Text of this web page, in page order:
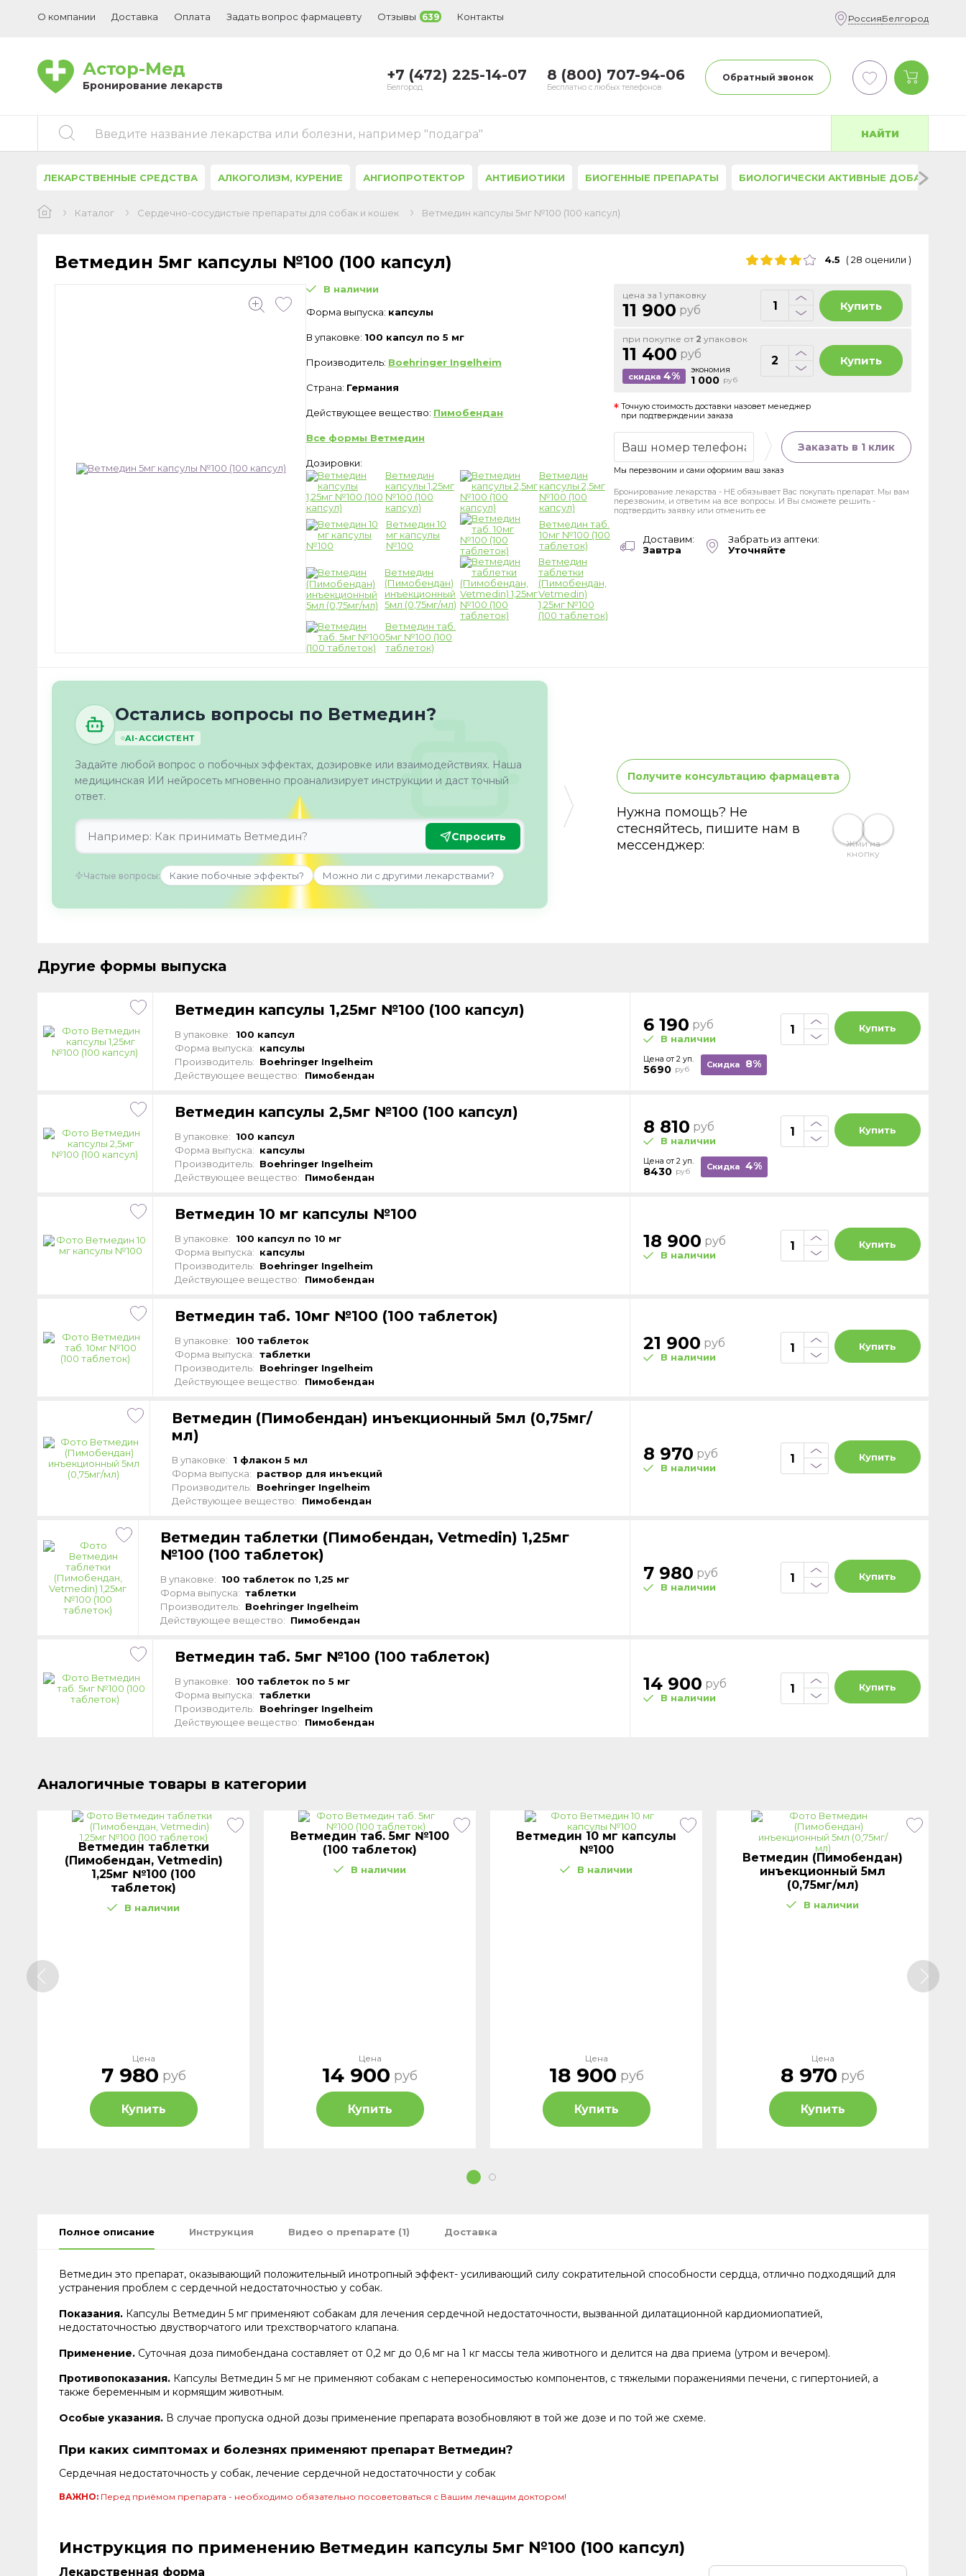
О компании Доставка Оплата Задать вопрос фармацевту Отзывы 639 Контакты РоссияБелгород
Астор-Мед
Бронирование лекарств
+7 (472) 225-14-07
Белгород
8 (800) 707-94-06
Бесплатно с любых телефонов
Обратный звонок
Введите название лекарства или болезни, например "подагра" НАЙТИ
ЛЕКАРСТВЕННЫЕ СРЕДСТВА АЛКОГОЛИЗМ, КУРЕНИЕ АНГИОПРОТЕКТОР АНТИБИОТИКИ БИОГЕННЫЕ ПРЕПАРАТЫ БИОЛОГИЧЕСКИ АКТИВНЫЕ ДОБАВКИ
Каталог Сердечно-сосудистые препараты для собак и кошек Ветмедин капсулы 5мг №100 (100 капсул)
Ветмедин 5мг капсулы №100 (100 капсул) 4.5 (28 оценили )
В наличии
Форма выпуска: капсулы
В упаковке: 100 капсул по 5 мг
Производитель: Boehringer Ingelheim
Страна: Германия
Действующее вещество: Пимобендан
Все формы Ветмедин
Дозировки:
Ветмедин
капсулы 1,25мг
№100 (100
капсул)
Ветмедин
капсулы 2,5мг
№100 (100
капсул)
Ветмедин 10
мг капсулы
№100
Ветмедин таб.
10мг №100 (100
таблеток)
Ветмедин
(Пимобендан)
инъекционный
5мл (0,75мг/мл)
Ветмедин
таблетки
(Пимобендан,
Vetmedin)
1,25мг №100
(100 таблеток)
Ветмедин таб.
5мг №100 (100
таблеток)
цена за 1 упаковку
11 900 руб Купить
при покупке от 2 упаковок
11 400 руб
скидка 4% экономия
1 000 руб
Купить
Точную стоимость доставки назовет менеджер
при подтверждении заказа
Заказать в 1 клик
Мы перезвоним и сами оформим ваш заказ
Бронирование лекарства - НЕ обязывает Вас покупать препарат. Мы вам
перезвоним, и ответим на все вопросы. И Вы сможете решить -
подтвердить заявку или отменить ее
Доставим:
Завтра
Забрать из аптеки:
Уточняйте
Остались вопросы по Ветмедин?
AI-АССИСТЕНТ
Задайте любой вопрос о побочных эффектах, дозировке или взаимодействиях. Наша
медицинская ИИ нейросеть мгновенно проанализирует инструкции и даст точный
ответ.
Спросить
Частые вопросы: Какие побочные эффекты? Можно ли с другими лекарствами?
Получите консультацию фармацевта
Нужна помощь? Не
стесняйтесь, пишите нам в
мессенджер:
Жми на
кнопку
Другие формы выпуска
Ветмедин капсулы 1,25мг №100 (100 капсул)
В упаковке: 100 капсул
Форма выпуска: капсулы
Производитель: Boehringer Ingelheim
Действующее вещество: Пимобендан
6 190 руб
В наличии
Цена от 2 уп.
5690 руб Скидка 8%
Купить
Ветмедин капсулы 2,5мг №100 (100 капсул)
В упаковке: 100 капсул
Форма выпуска: капсулы
Производитель: Boehringer Ingelheim
Действующее вещество: Пимобендан
8 810 руб
В наличии
Цена от 2 уп.
8430 руб Скидка 4%
Купить
Ветмедин 10 мг капсулы №100
В упаковке: 100 капсул по 10 мг
Форма выпуска: капсулы
Производитель: Boehringer Ingelheim
Действующее вещество: Пимобендан
18 900 руб
В наличии
Купить
Ветмедин таб. 10мг №100 (100 таблеток)
В упаковке: 100 таблеток
Форма выпуска: таблетки
Производитель: Boehringer Ingelheim
Действующее вещество: Пимобендан
21 900 руб
В наличии
Купить
Ветмедин (Пимобендан) инъекционный 5мл (0,75мг/
мл)
В упаковке: 1 флакон 5 мл
Форма выпуска: раствор для инъекций
Производитель: Boehringer Ingelheim
Действующее вещество: Пимобендан
8 970 руб
В наличии
Купить
Ветмедин таблетки (Пимобендан, Vetmedin) 1,25мг
№100 (100 таблеток)
В упаковке: 100 таблеток по 1,25 мг
Форма выпуска: таблетки
Производитель: Boehringer Ingelheim
Действующее вещество: Пимобендан
7 980 руб
В наличии
Купить
Ветмедин таб. 5мг №100 (100 таблеток)
В упаковке: 100 таблеток по 5 мг
Форма выпуска: таблетки
Производитель: Boehringer Ingelheim
Действующее вещество: Пимобендан
14 900 руб
В наличии
Купить
Аналогичные товары в категории
Ветмедин таблетки
(Пимобендан, Vetmedin)
1,25мг №100 (100
таблеток)
В наличии
Цена
7 980 руб
Купить
Ветмедин таб. 5мг №100
(100 таблеток)
В наличии
Цена
14 900 руб
Купить
Ветмедин 10 мг капсулы
№100
В наличии
Цена
18 900 руб
Купить
Ветмедин (Пимобендан)
инъекционный 5мл
(0,75мг/мл)
В наличии
Цена
8 970 руб
Купить
Полное описание Инструкция Видео о препарате (1) Доставка
Ветмедин это препарат, оказывающий положительный инотропный эффект- усиливающий силу сократительной способности сердца, отлично подходящий для
устранения проблем с сердечной недостаточностью у собак.
Показания. Капсулы Ветмедин 5 мг применяют собакам для лечения сердечной недостаточности, вызванной дилатационной кардиомиопатией,
недостаточностью двустворчатого или трехстворчатого клапана.
Применение. Суточная доза пимобендана составляет от 0,2 мг до 0,6 мг на 1 кг массы тела животного и делится на два приема (утром и вечером).
Противопоказания. Капсулы Ветмедин 5 мг не применяют собакам с непереносимостью компонентов, с тяжелыми поражениями печени, с гипертонией, а
также беременным и кормящим животным.
Особые указания. В случае пропуска одной дозы применение препарата возобновляют в той же дозе и по той же схеме.
При каких симптомах и болезнях применяют препарат Ветмедин?
Сердечная недостаточность у собак, лечение сердечной недостаточности у собак
ВАЖНО: Перед приёмом препарата - необходимо обязательно посоветоваться с Вашим лечащим доктором!
Инструкция по применению Ветмедин капсулы 5мг №100 (100 капсул)
Лекарственная форма